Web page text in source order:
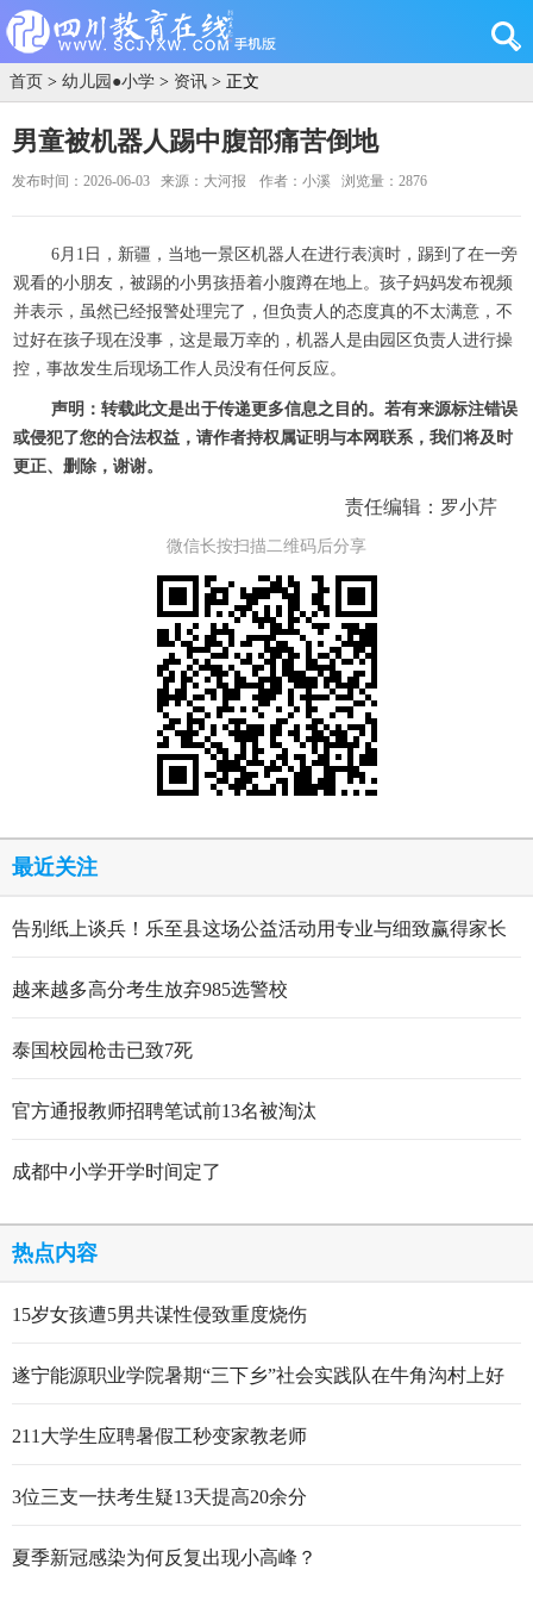
首页 > 幼儿园●小学 > 资讯 > 正文
男童被机器人踢中腹部痛苦倒地
发布时间：2026-06-03 来源：大河报 作者：小溪 浏览量：2876
6月1日，新疆，当地一景区机器人在进行表演时，踢到了在一旁
观看的小朋友，被踢的小男孩捂着小腹蹲在地上。孩子妈妈发布视频
并表示，虽然已经报警处理完了，但负责人的态度真的不太满意，不
过好在孩子现在没事，这是最万幸的，机器人是由园区负责人进行操
控，事故发生后现场工作人员没有任何反应。
声明：转载此文是出于传递更多信息之目的。若有来源标注错误
或侵犯了您的合法权益，请作者持权属证明与本网联系，我们将及时
更正、删除，谢谢。
责任编辑：罗小芹
微信长按扫描二维码后分享
最近关注
告别纸上谈兵！乐至县这场公益活动用专业与细致赢得家长
越来越多高分考生放弃985选警校
泰国校园枪击已致7死
官方通报教师招聘笔试前13名被淘汰
成都中小学开学时间定了
热点内容
15岁女孩遭5男共谋性侵致重度烧伤
遂宁能源职业学院暑期“三下乡”社会实践队在牛角沟村上好
211大学生应聘暑假工秒变家教老师
3位三支一扶考生疑13天提高20余分
夏季新冠感染为何反复出现小高峰？